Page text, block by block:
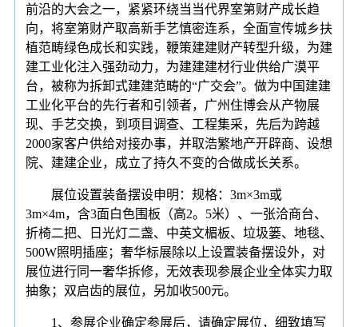
前沿的大会之一，紧紧环绕当当代界室第财产成长趋
向，将室第财产取高新手艺慎密连系，全面宣传城乡扶
植范畴绿色成长和实践，鞭策建建财产转型升级，为建
建工业化注入强劲动力，为建建建材行业供给广漠平
台，被称为拆卸式建建范畴的“广交会”。做为中国建建
工业化平台的先行者和引领者，广州住博会从产物展
现、手艺交换，到项目调查、工程集采，先后为跨越
2000家客户供给对接办事，并取浩繁地产开辟商、设想
院、建建企业，成立了持久不变的合做成长关系。
展位设置装备摆设申明：规格：3m×3m或
3m×4m，含3面白色围板（高2。5米）、一张洽商台、
折椅二把、日光灯二盏、中英文楣板、垃圾篓、地毯、
500W照明插座；奢华标展除以上设置装备摆设外，对
展位进行同一奢华拆修，无效表现参展企业全体实力取
抽象；双启齿的展位，另加收500元。
1、参展企业确定参展后，请确定展位，细致填写